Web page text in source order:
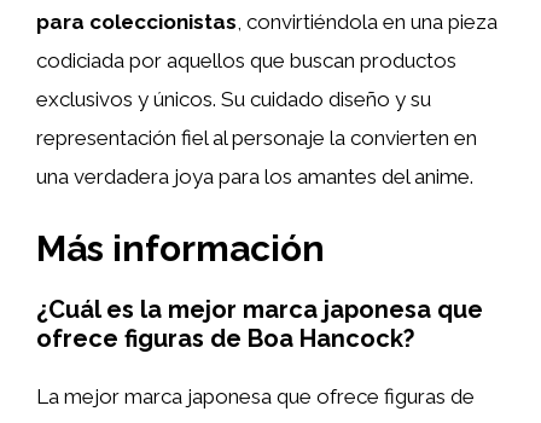
para coleccionistas, convirtiéndola en una pieza
codiciada por aquellos que buscan productos
exclusivos y únicos. Su cuidado diseño y su
representación fiel al personaje la convierten en
una verdadera joya para los amantes del anime.
Más información
¿Cuál es la mejor marca japonesa que
ofrece figuras de Boa Hancock?
La mejor marca japonesa que ofrece figuras de